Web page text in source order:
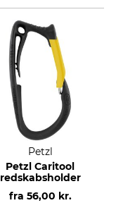
Petzl
Petzl Caritool
redskabsholder
fra 56,00 kr.